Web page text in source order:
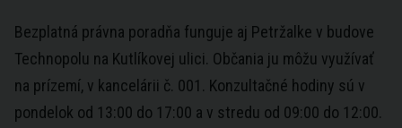
Bezplatná právna poradňa funguje aj Petržalke v budove
Technopolu na Kutlíkovej ulici. Občania ju môžu využívať
na prízemí, v kancelárii č. 001. Konzultačné hodiny sú v
pondelok od 13:00 do 17:00 a v stredu od 09:00 do 12:00.